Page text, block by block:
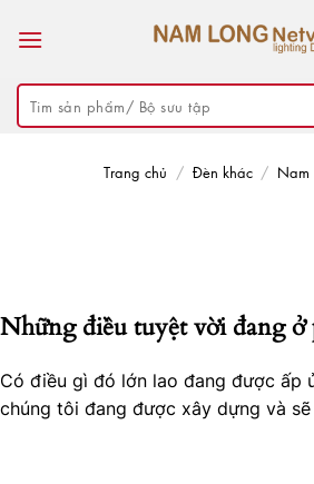
Tìm
kiếm:
Trang chủ / Đèn khác / Nam
Những điều tuyệt vời đang ở
Có điều gì đó lớn lao đang được ấp
chúng tôi đang được xây dựng và